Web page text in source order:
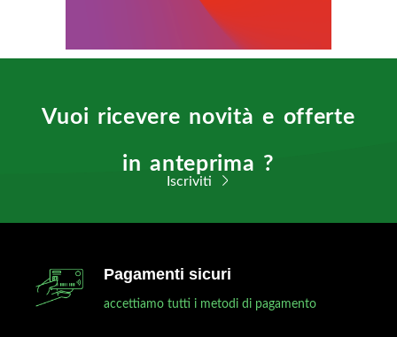
Vuoi ricevere novità e offerte
in anteprima ?
Iscriviti
Pagamenti sicuri
accettiamo tutti i metodi di pagamento